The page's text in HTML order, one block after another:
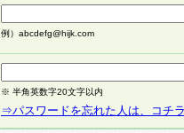
例）abcdefg@hijk.com
※ 半角英数字20文字以内
⇒パスワードを忘れた人は、コチ